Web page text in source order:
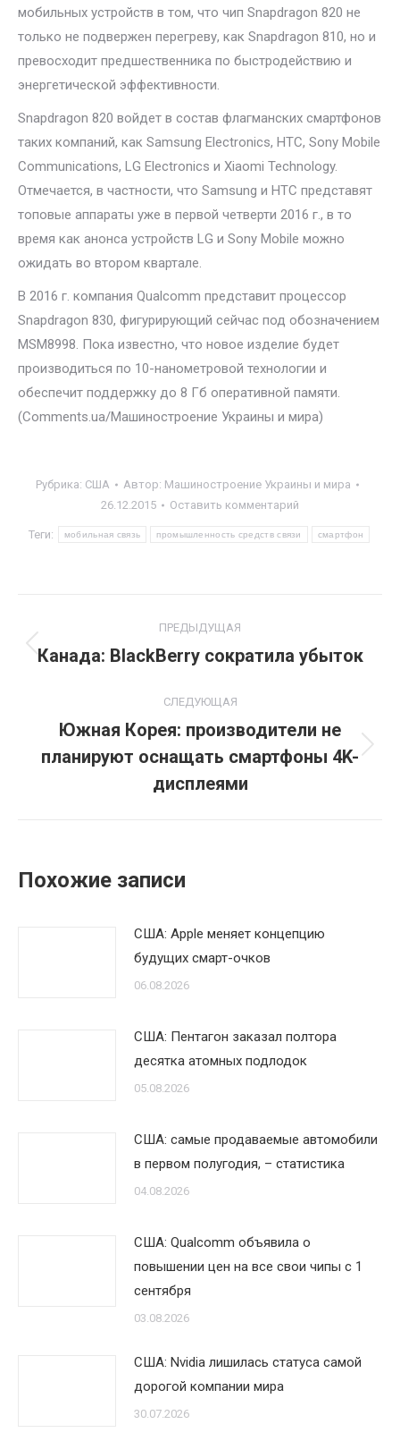
мобильных устройств в том, что чип Snapdragon 820 не
только не подвержен перегреву, как Snapdragon 810, но и
превосходит предшественника по быстродействию и
энергетической эффективности.
Snapdragon 820 войдет в состав флагманских смартфонов
таких компаний, как Samsung Electronics, HTC, Sony Mobile
Communications, LG Electronics и Xiaomi Technology.
Отмечается, в частности, что Samsung и HTC представят
топовые аппараты уже в первой четверти 2016 г., в то
время как анонса устройств LG и Sony Mobile можно
ожидать во втором квартале.
В 2016 г. компания Qualcomm представит процессор
Snapdragon 830, фигурирующий сейчас под обозначением
MSM8998. Пока известно, что новое изделие будет
производиться по 10-нанометровой технологии и
обеспечит поддержку до 8 Гб оперативной памяти.
(Comments.ua/Машиностроение Украины и мира)
Рубрика: США Автор: Машиностроение Украины и мира
26.12.2015
Оставить комментарий
Теги: мобильная связь промышленность средств связи смартфон
по
ПРЕДЫДУЩАЯ
Предыдущая
Канада: BlackBerry сократила убыток
СЛЕДУЮЩАЯ
Следующая
запись:
Южная Корея: производители не
планируют оснащать смартфоны 4K-
дисплеями
Похожие записи
США: Apple меняет концепцию
будущих смарт-очков
06.08.2026
США: Пентагон заказал полтора
десятка атомных подлодок
05.08.2026
США: самые продаваемые автомобили
в первом полугодия, – статистика
04.08.2026
США: Qualcomm объявила о
повышении цен на все свои чипы с 1
сентября
03.08.2026
США: Nvidia лишилась статуса самой
дорогой компании мира
30.07.2026